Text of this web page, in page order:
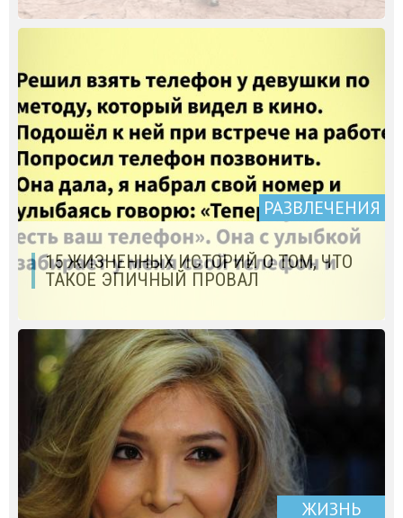
РАЗВЛЕЧЕНИЯ
15 ЖИЗНЕННЫХ ИСТОРИЙ О ТОМ, ЧТО
ТАКОЕ ЭПИЧНЫЙ ПРОВАЛ
ЖИЗНЬ